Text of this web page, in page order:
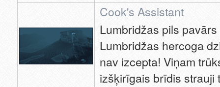
Cook's Assistant
Lumbridžas pils
Lumbridžas hercoga
nav izcepta! Viņam
izšķirīgais brīdis strauji